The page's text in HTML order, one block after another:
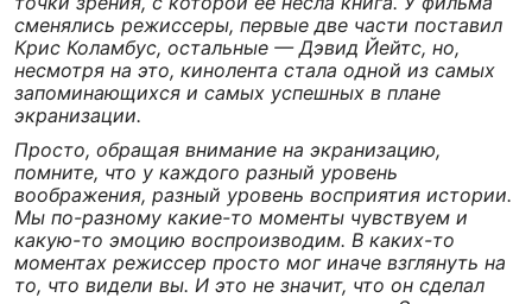
сменялись режиссеры, первые две части поставил
Крис Коламбус, остальные — Дэвид Йейтс, но,
несмотря на это, кинолента стала одной из самых
запоминающихся и самых успешных в плане
экранизации.
Просто, обращая внимание на экранизацию,
помните, что у каждого разный уровень
воображения, разный уровень восприятия истории.
Мы по-разному какие-то моменты чувствуем и
какую-то эмоцию воспроизводим. В каких-то
моментах режиссер просто мог иначе взглянуть на
то, что видели вы. И это не значит, что он сделал